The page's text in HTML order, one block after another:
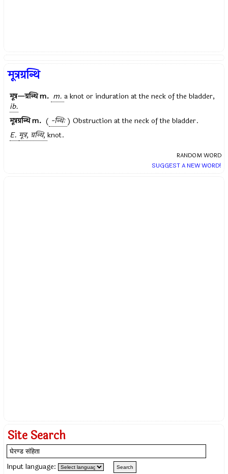
मूत्रग्रन्थि
मूत्र—ग्रन्थिm. m. a knot or induration at the neck of the bladder,
ib.
मूत्रग्रन्थिm. ( -न्थिः) Obstruction at the neck of the bladder.
E. मूत्र, ग्रन्थि, knot.
RANDOM WORD
SUGGEST A NEW WORD!
Site Search
Input language: